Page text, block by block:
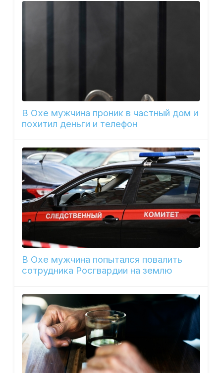
В Охе мужчина проник в частный дом и
похитил деньги и телефон
В Охе мужчина попытался повалить
сотрудника Росгвардии на землю